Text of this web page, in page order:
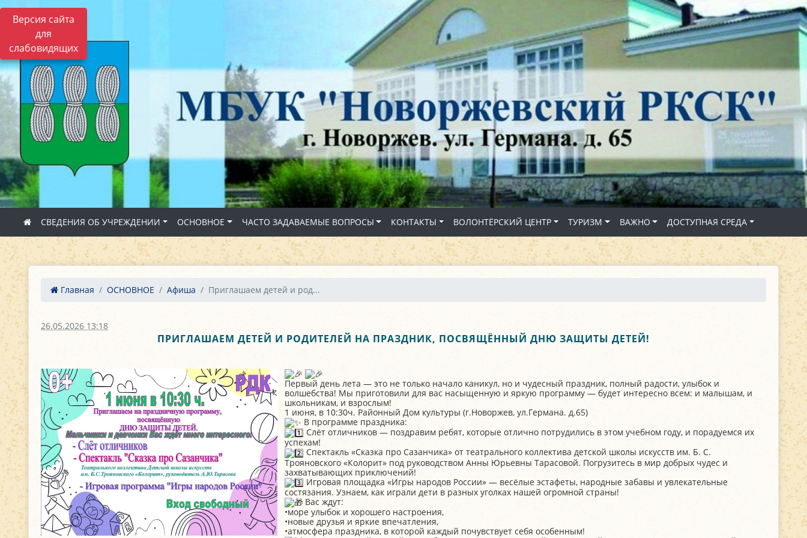
Версия сайта
для
слабовидящих
СВЕДЕНИЯ ОБ УЧРЕЖДЕНИИ ОСНОВНОЕ ЧАСТО ЗАДАВАЕМЫЕ ВОПРОСЫ КОНТАКТЫ ВОЛОНТЁРСКИЙ ЦЕНТР ТУРИЗМ ВАЖНО ДОСТУПНАЯ СРЕДА
Главная ОСНОВНОЕ Афиша Приглашаем детей и род...
26.05.2026 13:18
ПРИГЛАШАЕМ ДЕТЕЙ И РОДИТЕЛЕЙ НА ПРАЗДНИК, ПОСВЯЩЁННЫЙ ДНЮ ЗАЩИТЫ ДЕТЕЙ!
Первый день лета — это не только начало каникул, но и чудесный праздник, полный радости, улыбок и
волшебства! Мы приготовили для вас насыщенную и яркую программу — будет интересно всем: и малышам, и
школьникам, и взрослым!
1 июня, в 10:30ч. Районный Дом культуры (г.Новоржев, ул.Германа. д.65)
В программе праздника:
Слёт отличников — поздравим ребят, которые отлично потрудились в этом учебном году, и порадуемся их
успехам!
Спектакль «Сказка про Сазанчика» от театрального коллектива детской школы искусств им. Б. С.
Трояновского «Колорит» под руководством Анны Юрьевны Тарасовой. Погрузитесь в мир добрых чудес и
захватывающих приключений!
Игровая площадка «Игры народов России» — весёлые эстафеты, народные забавы и увлекательные
состязания. Узнаем, как играли дети в разных уголках нашей огромной страны!
Вас ждут:
•море улыбок и хорошего настроения,
•новые друзья и яркие впечатления,
•атмосфера праздника, в которой каждый почувствует себя особенным!